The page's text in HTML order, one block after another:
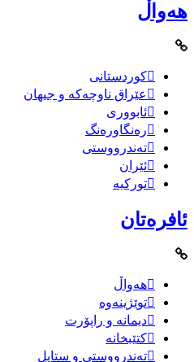
هەواڵ
کوردستانی
عێراق ناوچەکە و جیهان
ئابووری
رەنگاورەنگ
تەندرووستی
ئێران
تورکیە
ئافرەتان
هەواڵ
توێژینەوە
دیمانە و راپۆرت
کتێبخانە
تەندرووستی و ستایل